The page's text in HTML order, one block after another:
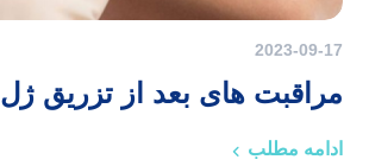
2023-09-17
مراقبت های بعد از تزریق ژل
ادامه مطلب